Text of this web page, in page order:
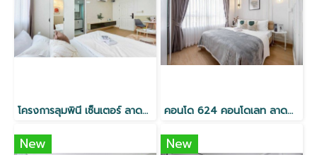
โครงการลุมพินี เซ็นเตอร์ ลาดพร้าว 111 ใกล้ MRT คอนโด 624 คอนโดเลท ลาดพร้าว
New New